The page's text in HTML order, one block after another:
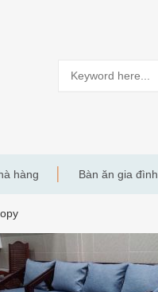
hàng Bàn ăn gia đình